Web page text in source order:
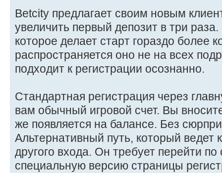
Betcity предлагает своим новым
увеличить первый депозит в три
которое делает старт гораздо
распространяется оно не на всех
подходит к регистрации осознанно.
Стандартная регистрация через
вам обычный игровой счет. Вы
же появляется на балансе. Без
Альтернативный путь, который ведет
другого входа. Он требует перейти
специальную версию страницы